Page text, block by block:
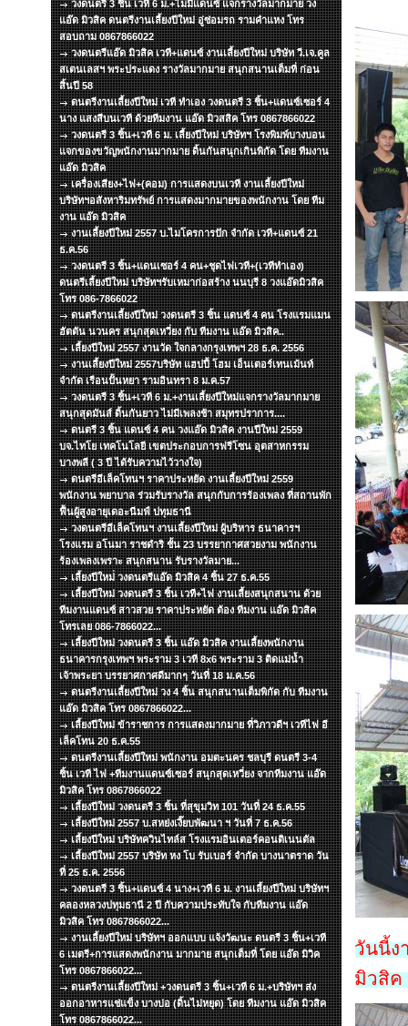
วงดนตรี 3 ชิ้น เวที 6 ม.+ไมมีแดนซ์ แจกรางวัลมากมาย วง
แอ๊ด มิวสิค ดนตรีงานเลี้ยงปีใหม่ อู่ซ่อมรถ รามคำแหง โทร
สอบถาม 0867866022
วงดนตรีแอ๊ด มิวสิค เวที+แดนซ์ งานเลี้ยงปีใหม่ บริษัท วี.เจ.คูล
สเตนเลสฯ พระประแดง รางวัลมากมาย สนุกสนานเต็มที่ ก่อน
สิ้นปี 58
ดนตรีงานเลี้ยงปีใหม่ เวที ทำเอง วงดนตรี 3 ชิ้น+แดนซ์เซอร์ 4
นาง แสงสีบนเวที ด้วยทีมงาน แอ๊ด มิวสสิค โทร 0867866022
วงดนตรี 3 ชิ้น+เวที 6 ม. เลี้ยงปีใหม่ บริษัทฯ โรงพิมพ์บางบอน
แจกของขวัญพนักงานมากมาย ดิ้นกันสนุกเกินพิกัด โดย ทีมงาน
แอ๊ด มิวสิค
เครื่องเสียง+ไฟ+(คอม) การแสดงบนเวที งานเลี้ยงปีใหม่
บริษัทฯอสังหาริมทรัพย์ การแสดงมากมายของพนักงาน โดย ทีม
งาน แอ๊ด มิวสิค
งานเลี้ยงปีใหม่ 2557 บ.ไมโครการปัก จำกัด เวที+แดนซ์ 21
ธ.ค.56
วงดนตรี 3 ชิ้น+แดนเซอร์ 4 คน+ชุดไฟเวที+(เวทีทำเอง)
ดนตรีเลี้ยงปีใหม่ บริษัทฯรับเหมาก่อสร้าง นนบุรี 8 วงแอ๊ดมิวสิค
โทร 086-7866022
ดนตรีงานเลี้ยงปีใหม่ วงดนตรี 3 ชิ้น แดนซ์ 4 คน โรงแรมแมน
ฮัตตัน นวนคร สนุกสุดเหวี่ยง กับ ทีมงาน แอ๊ด มิวสิค..
เลี้ยงปีใหม่ 2557 งานวัด ใจกลางกรุงเทพฯ 28 ธ.ค. 2556
งานเลี้ยงปีใหม่ 2557บริษัท แฮปปี้ โฮม เอ็นเตอร์เทนเม้นท์
จำกัด เรือนปั้นหยา รามอินทรา 8 ม.ค.57
วงดนตรี 3 ชิ้น+เวที 6 ม.+งานเลี้ยงปีใหม่แจกรางวัลมากมาย
สนุกสุดมันส์ ดิ้นกันยาว ไม่มีเพลงช้า สมุทรปราการ....
ดนตรี 3 ชิ้น แดนซ์ 4 คน วงแอ๊ด มิวสิค งานปีใหม่ 2559
บจ.ไทโย เทคโนโลยี เขตประกอบการฟรีโซน อุตสาหกรรม
บางพลี ( 3 ปี ได้รับความไว้วางใจ)
ดนตรีอีเล็คโทนฯ ราคาประหยัด งานเลี้ยงปีใหม่ 2559
พนักงาน พยาบาล ร่วมรับรางวัล สนุกกับการร้องเพลง ที่สถานพัก
ฟื้นผู้สูงอายุเดอะนีมฟ์ ปทุมธานี
วงดนตรีอีเล็คโทนฯ งานเลี้ยงปีใหม่ ผู้บริหาร ธนาคารฯ
โรงแรม อโนมา ราชดำริ ชั้น 23 บรรยากาศสวยงาม พนักงาน
ร้องเพลงเพราะ สนุกสนาน รับรางวัลมาย...
เลี้ยงปีใหม่่ วงดนตรีแอ๊ด มิวสิค 4 ชิ้น 27 ธ.ค.55
เลี้ยงปีใหม่ วงดนตรี 3 ชิ้น เวที+ไฟ งานเลี้ยงสนุกสนาน ด้วย
ทีมงานแดนซ์ สาวสวย ราคาประหยัด ต้อง ทีมงาน แอ๊ด มิวสิค
โทรเลย 086-7866022...
เลี้ยงปีใหม่ วงดนตรี 3 ชิ้น แอ๊ด มิวสิค งานเลี้ยงพนักงาน
ธนาคารกรุงเทพฯ พระราม 3 เวที 8x6 พระราม 3 ติดแม่น้ำ
เจ้าพระยา บรรยาศกาศดีมากๆ วันที่ 18 ม.ค.56
ดนตรีงานเลี้ยงปีใหม่ วง 4 ชิ้น สนุกสนานเต็มพิกัด กับ ทีมงาน
แอ๊ด มิวสิค โทร 0867866022...
เลี้ยงปีใหม่ ข้าราชการ การแสดงมากมาย ที่วิภาวดีฯ เวทีไฟ อี
เล็คโทน 20 ธ.ค.55
ดนตรีงานเลี้ยงปีใหม่ พนักงาน อมตะนคร ชลบุรี ดนตรี 3-4
ชิ้น เวที ไฟ +ทีมงานแดนซ์เซอร์ สนุกสุดเหวี่ยง จากทีมงาน แอ๊ด
มิวสิค โทร 0867866022
เลี้ยงปีใหม่ วงดนตรี 3 ชิ้น ที่สุขุมวิท 101 วันที่ 24 ธ.ค.55
เลี้ยงปีใหม่ 2557 บ.สหย่งเงี๊ยบพัฒนา ฯ วันที่ 7 ธ.ค.56
เลี้ยงปีใหม่ บริษัทควินไทล์ส โรงแรมอินเตอร์คอนติเนนตัล
เลี้ยงปีใหม่ 2557 บริษัท หง โบ รับเบอร์ จำกัด บางนาตราด วัน
ที่ 25 ธ.ค. 2556
วงดนตรี 3 ชิ้น+แดนซ์ 4 นาง+เวที 6 ม. งานเลี้ยงปีใหม่ บริษัทฯ
คลองหลวงปทุมธานี 2 ปี กับความประทับใจ กับทีมงาน แอ๊ด
มิวสิค โทร 0867866022...
งานเลี้ยงปีใหม่ บริษัทฯ ออกแบบ แจ้งวัฒนะ ดนตรี 3 ชิ้น+เวที
6 เมตรี+การแสดงพนักงาน มากมาย สนุกเต็มที่ โดย แอ๊ด มิวิค
โทร 0867866022...
ดนตรีงานเลี้ยงปีใหม่ +วงดนตรี 3 ชิ้น+เวที 6 ม.+บริษัทฯ ส่ง
ออกอาหารแช่แข็ง บางบ่อ (ดิ้นไม่หยุด) โดย ทีมงาน แอ๊ด มิวสิค
โทร 0867866022...
วันนี้ง
มิวสิค